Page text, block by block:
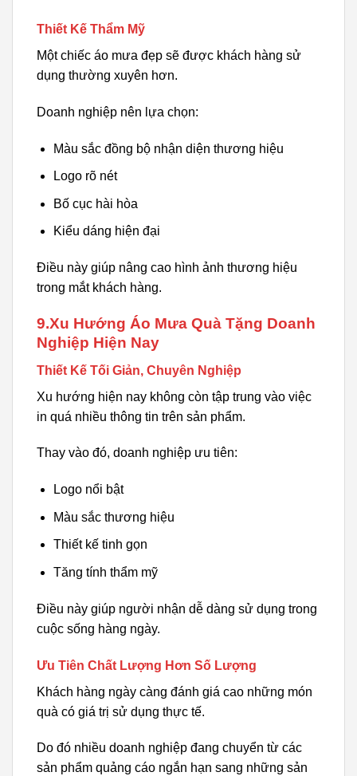
Thiết Kế Thẩm Mỹ
Một chiếc áo mưa đẹp sẽ được khách hàng sử
dụng thường xuyên hơn.
Doanh nghiệp nên lựa chọn:
Màu sắc đồng bộ nhận diện thương hiệu
Logo rõ nét
Bố cục hài hòa
Kiểu dáng hiện đại
Điều này giúp nâng cao hình ảnh thương hiệu
trong mắt khách hàng.
9.Xu Hướng Áo Mưa Quà Tặng Doanh
Nghiệp Hiện Nay
Thiết Kế Tối Giản, Chuyên Nghiệp
Xu hướng hiện nay không còn tập trung vào việc
in quá nhiều thông tin trên sản phẩm.
Thay vào đó, doanh nghiệp ưu tiên:
Logo nổi bật
Màu sắc thương hiệu
Thiết kế tinh gọn
Tăng tính thẩm mỹ
Điều này giúp người nhận dễ dàng sử dụng trong
cuộc sống hàng ngày.
Ưu Tiên Chất Lượng Hơn Số Lượng
Khách hàng ngày càng đánh giá cao những món
quà có giá trị sử dụng thực tế.
Do đó nhiều doanh nghiệp đang chuyển từ các
sản phẩm quảng cáo ngắn hạn sang những sản